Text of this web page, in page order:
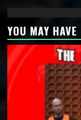
YOU MAY HAVE